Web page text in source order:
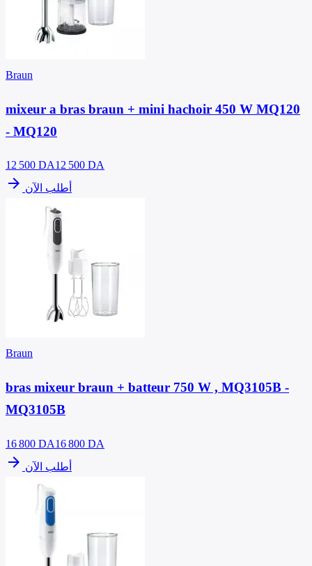
Braun
mixeur a bras braun + mini hachoir 450 W MQ120
- MQ120
12 500 DA12 500 DA
arrow_forward أطلب الآن
Braun
bras mixeur braun + batteur 750 W , MQ3105B -
MQ3105B
16 800 DA16 800 DA
arrow_forward أطلب الآن